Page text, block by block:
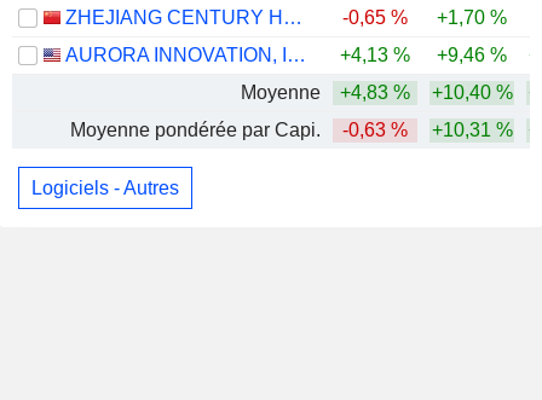
ZHEJIANG CENTURY HUATONG GROUP CO.,LTD
-0,65 % +1,70 %
AURORA INNOVATION, INC.
+4,13 % +9,46 %
Moyenne
+4,83 % +10,40 %
Moyenne pondérée par Capi.
-0,63 % +10,31 %
Logiciels - Autres